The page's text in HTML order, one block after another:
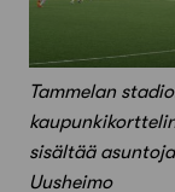
Tammelan
sisältää
Uusheimo